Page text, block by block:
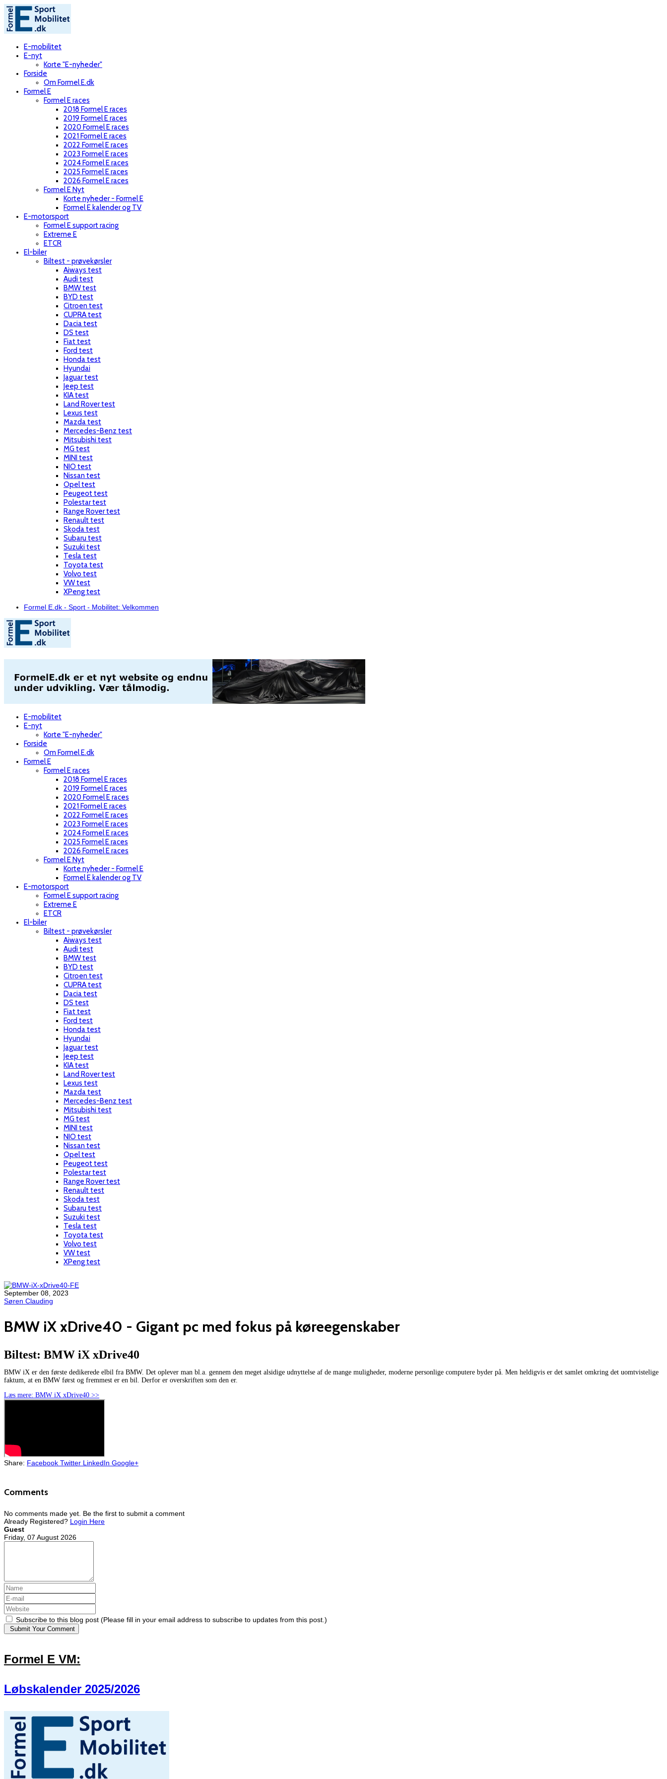
E-mobilitet
E-nyt
Korte "E-nyheder"
Forside
Om Formel E.dk
Formel E
Formel E races
2018 Formel E races
2019 Formel E races
2020 Formel E races
2021 Formel E races
2022 Formel E races
2023 Formel E races
2024 Formel E races
2025 Formel E races
2026 Formel E races
Formel E Nyt
Korte nyheder - Formel E
Formel E kalender og TV
E-motorsport
Formel E support racing
Extreme E
ETCR
El-biler
Biltest - prøvekørsler
Aiways test
Audi test
BMW test
BYD test
Citroen test
CUPRA test
Dacia test
DS test
Fiat test
Ford test
Honda test
Hyundai
Jaguar test
Jeep test
KIA test
Land Rover test
Lexus test
Mazda test
Mercedes-Benz test
Mitsubishi test
MG test
MINI test
NIO test
Nissan test
Opel test
Peugeot test
Polestar test
Range Rover test
Renault test
Skoda test
Subaru test
Suzuki test
Tesla test
Toyota test
Volvo test
VW test
XPeng test
Formel E.dk - Sport - Mobilitet: Velkommen
E-mobilitet
E-nyt
Korte "E-nyheder"
Forside
Om Formel E.dk
Formel E
Formel E races
2018 Formel E races
2019 Formel E races
2020 Formel E races
2021 Formel E races
2022 Formel E races
2023 Formel E races
2024 Formel E races
2025 Formel E races
2026 Formel E races
Formel E Nyt
Korte nyheder - Formel E
Formel E kalender og TV
E-motorsport
Formel E support racing
Extreme E
ETCR
El-biler
Biltest - prøvekørsler
Aiways test
Audi test
BMW test
BYD test
Citroen test
CUPRA test
Dacia test
DS test
Fiat test
Ford test
Honda test
Hyundai
Jaguar test
Jeep test
KIA test
Land Rover test
Lexus test
Mazda test
Mercedes-Benz test
Mitsubishi test
MG test
MINI test
NIO test
Nissan test
Opel test
Peugeot test
Polestar test
Range Rover test
Renault test
Skoda test
Subaru test
Suzuki test
Tesla test
Toyota test
Volvo test
VW test
XPeng test
September 08, 2023
Søren Clauding
BMW iX xDrive40 - Gigant pc med fokus på køreegenskaber
Biltest: BMW iX xDrive40
BMW iX er den første dedikerede elbil fra BMW. Det oplever man bl.a. gennem den meget alsidige udnyttelse af de mange muligheder, moderne personlige computere byder på. Men heldigvis er det samlet omkring det uomtvistelige
faktum, at en BMW først og fremmest er en bil. Derfor er overskriften som den er.
Læs mere: BMW iX xDrive40 >>
Share: Facebook Twitter LinkedIn Google+
Comments
No comments made yet. Be the first to submit a comment
Already Registered? Login Here
Guest
Friday, 07 August 2026
Subscribe to this blog post (Please fill in your email address to subscribe to updates from this post.)
Submit Your Comment
Formel E VM:
Løbskalender 2025/2026